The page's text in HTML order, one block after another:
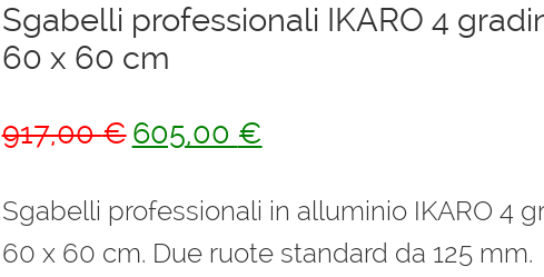
Sgabelli professionali IKARO 4
60 x 60 cm
917,00€ Il
originale
era:
605,00 €
attuale
Sgabelli professionali in alluminio IKARO 4
60 x 60 cm. Due ruote standard da 125 mm.